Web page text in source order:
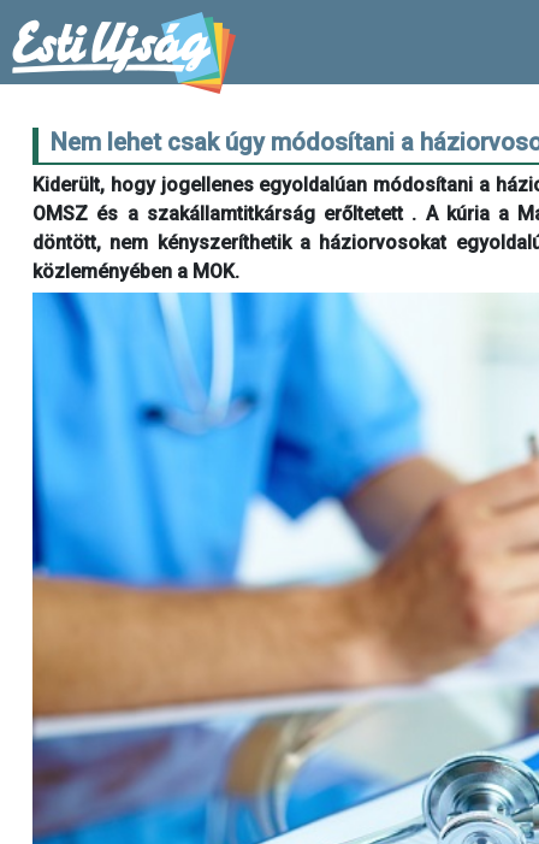
Nem lehet csak úgy módosítani a
Kiderült, hogy jogellenes egyoldalúan módosítani a
OMSZ és a szakállamtitkárság erőltetett . A kúria a
döntött, nem kényszeríthetik a háziorvosokat
közleményében a MOK.